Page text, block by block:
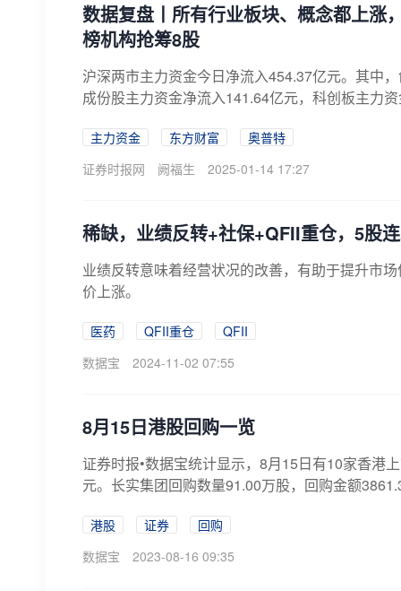
数据复盘丨所有行业板块、概念都上涨
榜机构抢筹8股
沪深两市主力资金今日净流入454.37亿元。其中
成份股主力资金净流入141.64亿元，科创板主力
主力资金 东方财富
奥普特
证券时报网
阙福生 2025-01-14 17:27
稀缺，业绩反转+社保+QFII重仓，5股
业绩反转意味着经营状况的改善，有助于提升市
价上涨。
医药 QFII重仓
QFII
数据宝
2024-11-02 07:55
8月15日港股回购一览
证券时报•数据宝统计显示，8月15日有10家香港
元。长实集团回购数量91.00万股，回购金额
港股 证券
回购
数据宝
2023-08-16 09:35